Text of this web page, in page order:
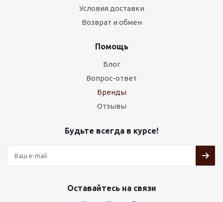
Условия доставки
Возврат и обмен
Помощь
Блог
Вопрос-ответ
Бренды
Отзывы
Будьте всегда в курсе!
Оставайтесь на связи